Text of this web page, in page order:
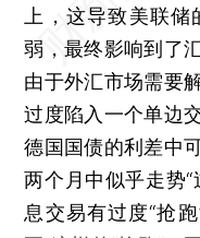
上，这导致美联
弱，最终影响到了
由于外汇市场需要
过度陷入一个单边
德国国债的利差中
两个月中似乎走势
息交易有过度“抢